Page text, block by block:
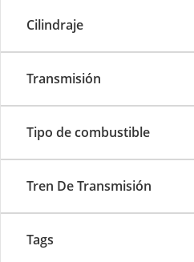
Cilindraje
Transmisión
Tipo de combustible
Tren De Transmisión
Tags